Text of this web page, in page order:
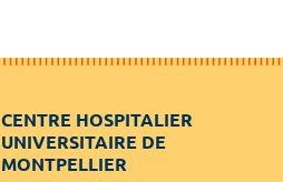
CENTRE HOSPITALIER
UNIVERSITAIRE DE
MONTPELLIER